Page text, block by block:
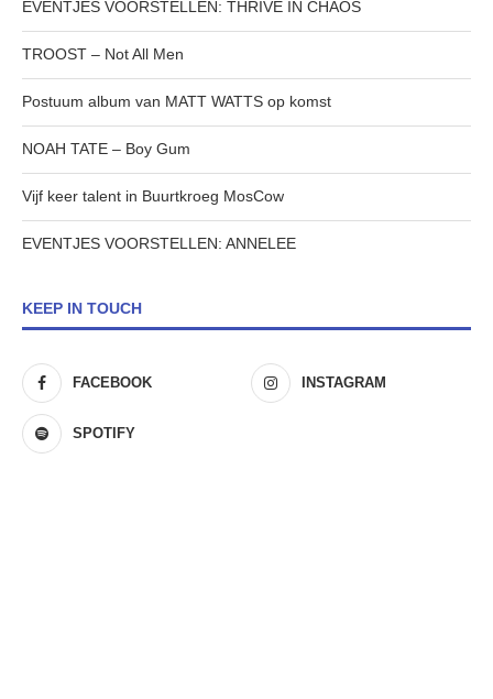
EVENTJES VOORSTELLEN: THRIVE IN CHAOS
TROOST – Not All Men
Postuum album van MATT WATTS op komst
NOAH TATE – Boy Gum
Vijf keer talent in Buurtkroeg MosCow
EVENTJES VOORSTELLEN: ANNELEE
KEEP IN TOUCH
FACEBOOK INSTAGRAM
SPOTIFY